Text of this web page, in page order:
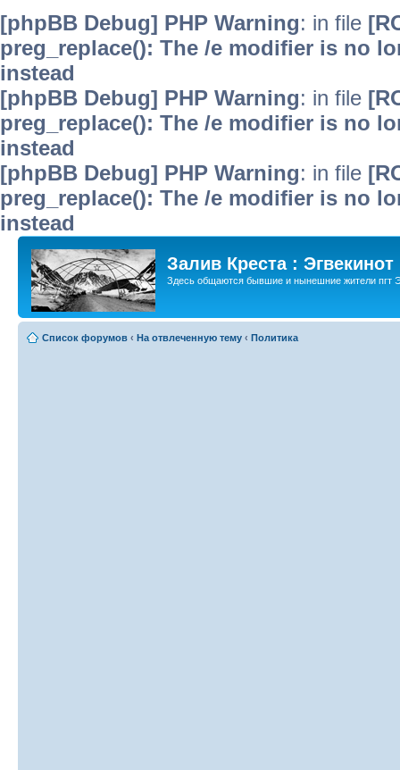
[phpBB Debug] PHP Warning: in file
preg_replace(): The /e modifier is no
instead
[phpBB Debug] PHP Warning: in file
preg_replace(): The /e modifier is no
instead
[phpBB Debug] PHP Warning: in file
preg_replace(): The /e modifier is no
instead
Залив Креста : Эгвекинот
Здесь общаются бывшие и нынешние жители пгт
Список форумов ‹ На отвлеченную тему ‹ Политика